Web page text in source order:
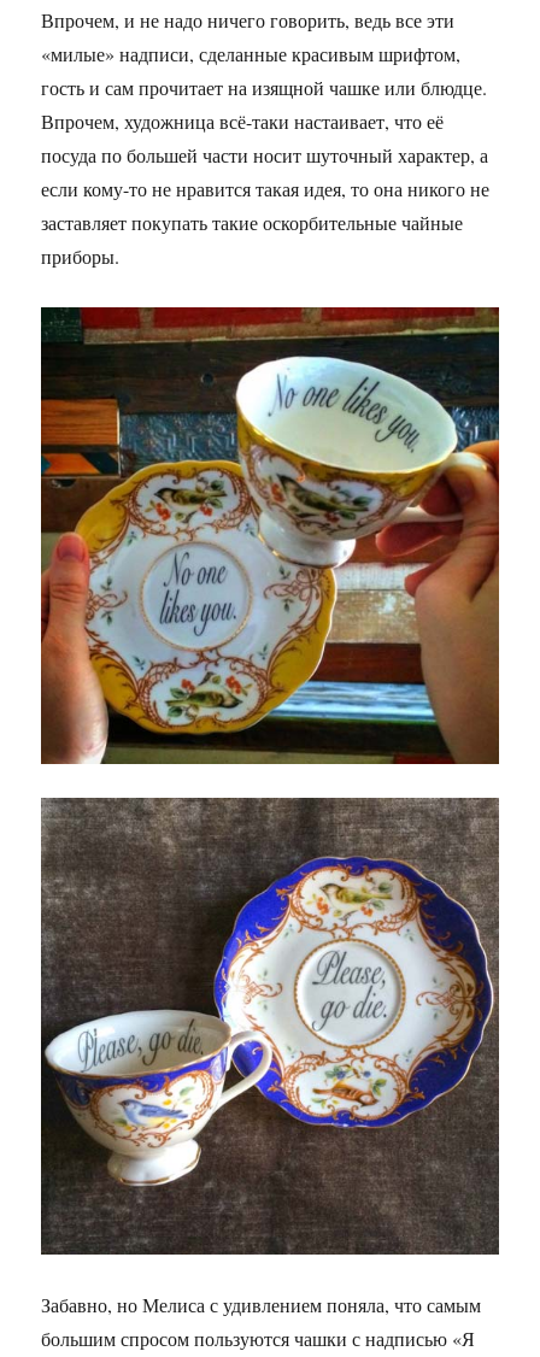
Впрочем, и не надо ничего говорить, ведь все эти
«милые» надписи, сделанные красивым шрифтом,
гость и сам прочитает на изящной чашке или блюдце.
Впрочем, художница всё-таки настаивает, что её
посуда по большей части носит шуточный характер, а
если кому-то не нравится такая идея, то она никого не
заставляет покупать такие оскорбительные чайные
приборы.
Забавно, но Мелиса с удивлением поняла, что самым
большим спросом пользуются чашки с надписью «Я